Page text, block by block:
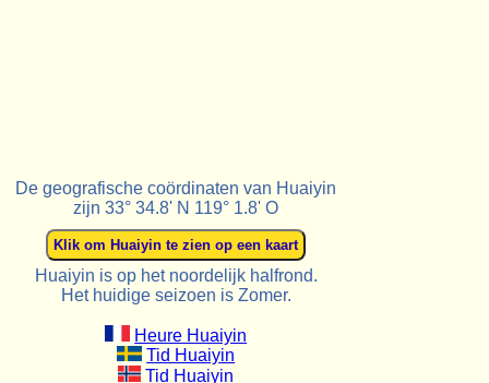
De geografische coördinaten van Huaiyin
zijn 33° 34.8' N 119° 1.8' O
Huaiyin is op het noordelijk halfrond.
Het huidige seizoen is Zomer.
Heure Huaiyin
Tid Huaiyin
Tid Huaiyin